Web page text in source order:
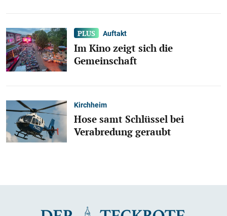
Auftakt
Im Kino zeigt sich die
Gemeinschaft
Kirchheim
Hose samt Schlüssel bei
Verabredung geraubt